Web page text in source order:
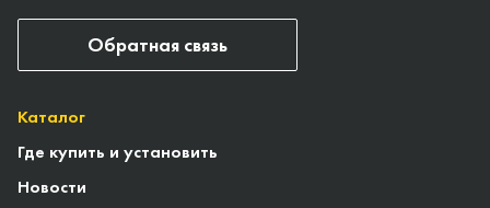
Каталог
Где купить и установить
Новости
Обратная связь